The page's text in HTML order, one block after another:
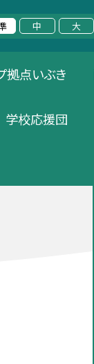
中 大
拠点いぶき
学校応援団